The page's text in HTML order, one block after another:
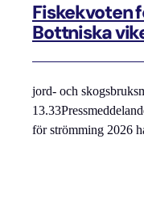
Fiskekvoten
Bottniska
jord- och
för strömming 2026